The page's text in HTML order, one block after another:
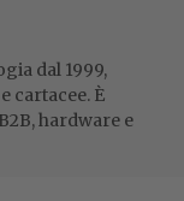
dal 1999,
cartacee. È
hardware e